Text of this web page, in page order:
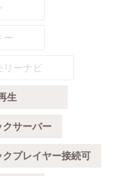
ー
リーナビ
生
クサーバー
クプレイヤー接続可